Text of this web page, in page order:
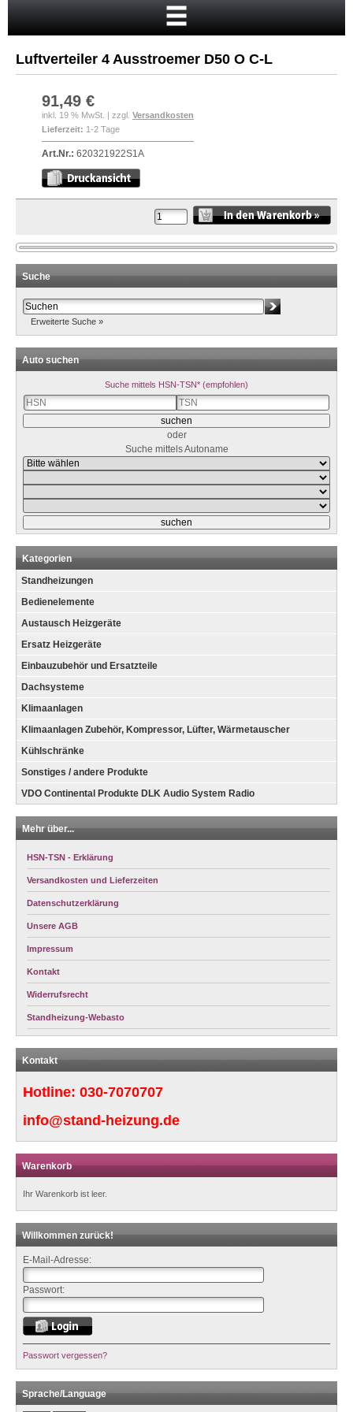
Neukunde?
Kasse
Anmelden
Luftverteiler 4 Ausstroemer D50 O C-L
91,49 €
inkl. 19 % MwSt. | zzgl. Versandkosten
Lieferzeit: 1-2 Tage
Art.Nr.: 620321922S1A
Suche
Erweiterte Suche »
Auto suchen
Suche mittels HSN-TSN* (empfohlen)
oder
Suche mittels Autoname
Kategorien
Standheizungen
Bedienelemente
Austausch Heizgeräte
Ersatz Heizgeräte
Einbauzubehör und Ersatzteile
Dachsysteme
Klimaanlagen
Klimaanlagen Zubehör, Kompressor, Lüfter, Wärmetauscher
Kühlschränke
Sonstiges / andere Produkte
VDO Continental Produkte DLK Audio System Radio
Mehr über...
HSN-TSN - Erklärung
Versandkosten und Lieferzeiten
Datenschutzerklärung
Unsere AGB
Impressum
Kontakt
Widerrufsrecht
Standheizung-Webasto
Kontakt
Hotline: 030-7070707
info@stand-heizung.de
Warenkorb
Ihr Warenkorb ist leer.
Willkommen zurück!
E-Mail-Adresse:
Passwort:
Passwort vergessen?
Sprache/Language